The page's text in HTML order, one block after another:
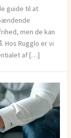
guide til at
men de kan
Rugglo er vi
af […]